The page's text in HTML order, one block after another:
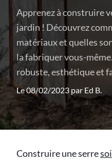
Apprenez à construire
jardin ! Découvrez
matériaux et quelles
la fabriquer vous-
robuste, esthétique et
Le 08/02/2023 par Ed B.
Construire une serre